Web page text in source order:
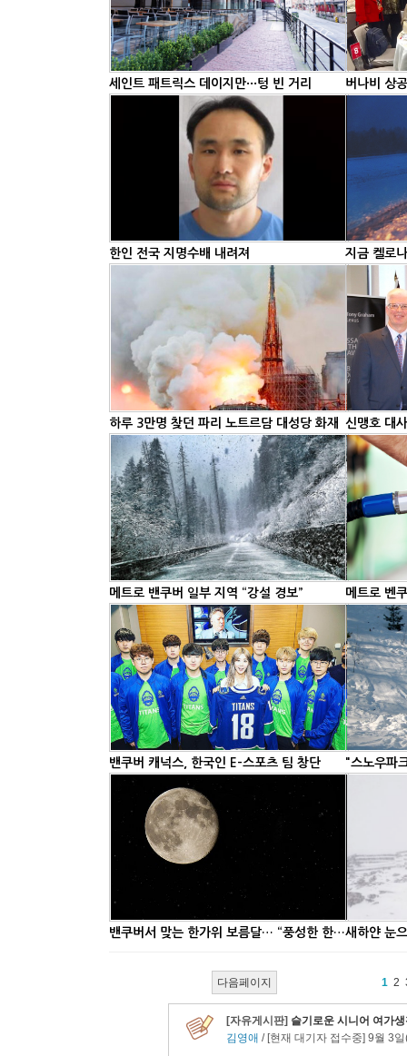
세인트 패트릭스 데이지만···텅 빈 거리 버나비 상
한인 전국 지명수배 내려져 지금 켈로
하루 3만명 찾던 파리 노트르담 대성당 화재
메트로 밴쿠버 일부 지역 “강설 경보” 메트로 벤
밴쿠버 캐넉스, 한국인 E-스포츠 팀 창단 "스노우파
밴쿠버서 맞는 한가위 보름달… “풍성한 한가위 되세요”새하얀 눈
다음페이지 1 2